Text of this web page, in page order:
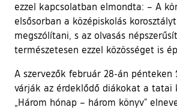
ezzel kapcsolatban elmondta: – A
elsősorban a középiskolás
megszólítani, s az olvasás
természetesen ezzel közösséget is
A szervezők február 28-án pénteken
várják az érdeklődő diákokat a tatai
„Három hónap – három könyv”